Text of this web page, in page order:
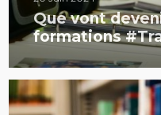
Que vont
formations